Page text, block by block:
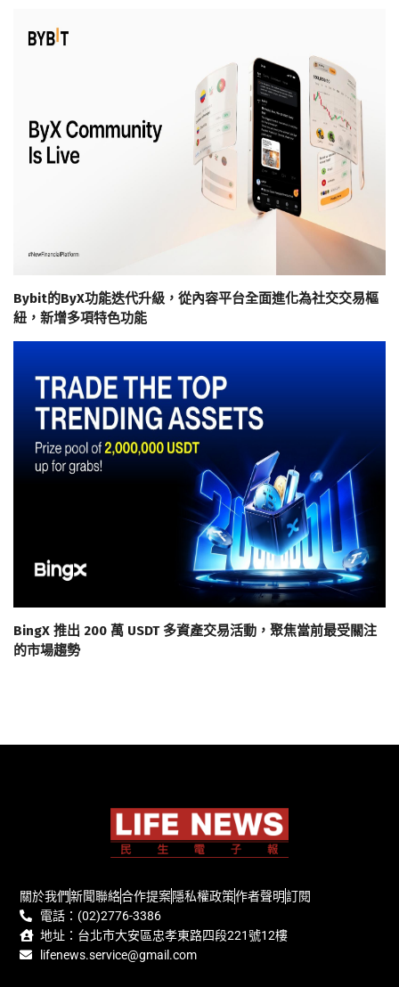
Bybit的ByX功能迭代升級，從內容平台全面進化為社交交易樞
紐，新增多項特色功能
BingX 推出 200 萬 USDT 多資產交易活動，聚焦當前最受關注
的市場趨勢
關於我們新聞聯絡合作提案隱私權政策作者聲明訂閱
電話：(02)2776-3386
地址：台北市大安區忠孝東路四段221號12樓
lifenews.service@gmail.com